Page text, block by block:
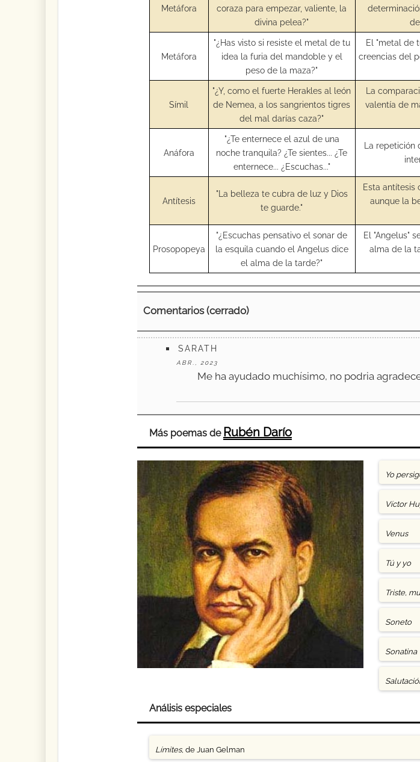
Metáfora
coraza para empezar, valiente, la
divina pelea?"
Metáfora
"¿Has visto si resiste el metal de tu
idea la furia del mandoble y el
peso de la maza?"
El "metal de
creencias del
Símil
"¿Y, como el fuerte Herakles al león
de Nemea, a los sangrientos tigres
del mal darías caza?"
La
valentía de
Anáfora
"¿Te enternece el azul de una
noche tranquila? ¿Te sientes... ¿Te
enternece... ¿Escuchas..."
La repetición
Antítesis
"La belleza te cubra de luz y Dios
te guarde."
Esta antítesis
aunque la
Prosopopeya
"¿Escuchas pensativo el sonar de
la esquila cuando el Angelus dice
el alma de la tarde?"
El "Angelus"
alma de la
Comentarios (cerrado)
SARATH
ABR., 2023
Me ha ayudado muchísimo, no podria
Más poemas de Rubén Darío
Yo
Víctor
Venus
Tú y yo
Triste,
Soneto
Sonatina
Análisis especiales
Límites, de Juan Gelman